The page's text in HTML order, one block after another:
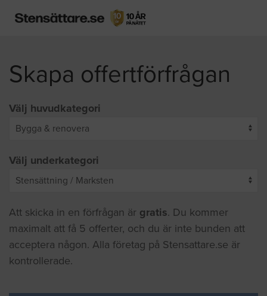
Skapa offertförfrågan
Välj huvudkategori
Välj underkategori
Att skicka in en förfrågan är gratis. Du kommer
maximalt att få 5 offerter, och du är inte bunden att
acceptera någon. Alla företag på Stensattare.se är
kontrollerade.